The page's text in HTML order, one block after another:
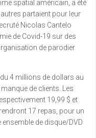
spatial américain, a été
partaient pour leur
Nicolas Cantelo
de Covid-19 sur des
de parodier
4 millions de dollars au
de clients. Les
19,99 $ et
17 repas, pour un
de disque/DVD